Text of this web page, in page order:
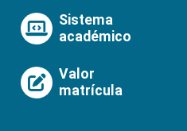
Sistema
académico
Valor
matrícula